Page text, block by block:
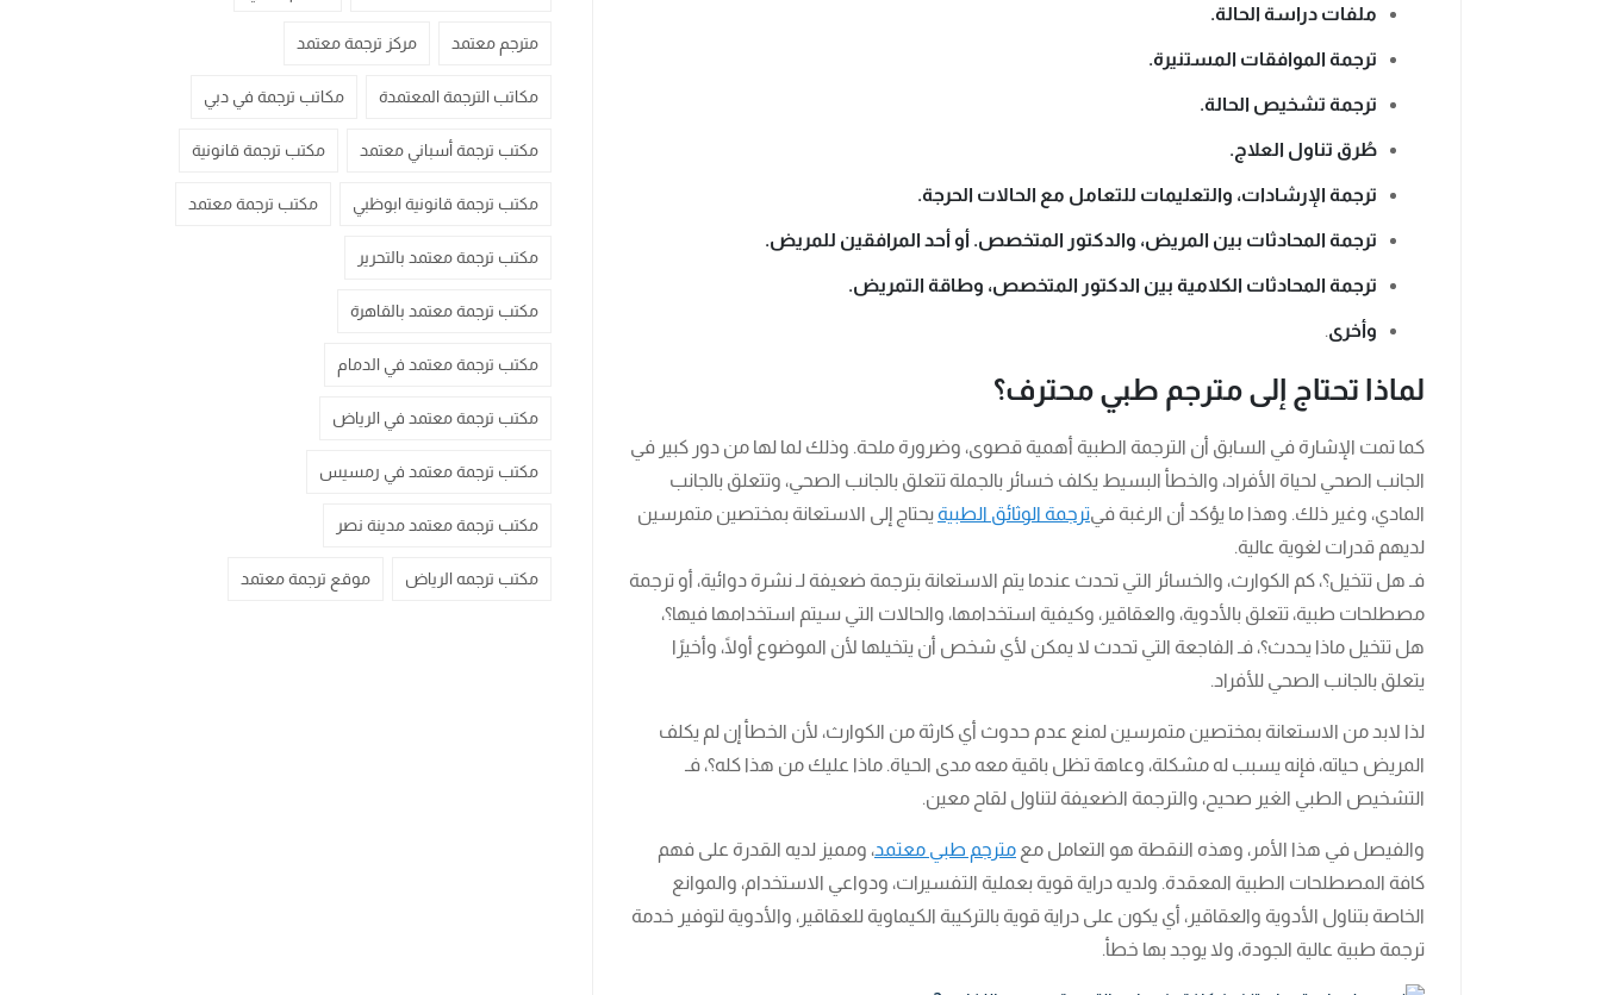
ملفات دراسة الحالة.
ترجمة الموافقات المستنيرة.
ترجمة تشخيص الحالة.
طُرق تناول العلاج.
ترجمة الإرشادات، والتعليمات للتعامل مع الحالات الحرجة.
ترجمة المحادثات بين المريض، والدكتور المتخصص. أو أحد المرافقين للمريض.
ترجمة المحادثات الكلامية بين الدكتور المتخصص، وطاقة التمريض.
وأخرى.
لماذا تحتاج إلى مترجم طبي محترف؟
كما تمت الإشارة في السابق أن الترجمة الطبية أهمية قصوى، وضرورة ملحة. وذلك لما لها من دور كبير في
الجانب الصحي لحياة الأفراد، والخطأ البسيط يكلف خسائر بالجملة تتعلق بالجانب الصحي، وتتعلق بالجانب
المادي، وغير ذلك. وهذا ما يؤكد أن الرغبة فيترجمة الوثائق الطبية يحتاج إلى الاستعانة بمختصين متمرسين
لديهم قدرات لغوية عالية.
فـ هل تتخيل؟، كم الكوارث، والخسائر التي تحدث عندما يتم الاستعانة بترجمة ضعيفة لـ نشرة دوائية، أو ترجمة
مصطلحات طبية، تتعلق بالأدوية، والعقاقير، وكيفية استخدامها، والحالات التي سيتم استخدامها فيها؟،
هل تتخيل ماذا يحدث؟، فـ الفاجعة التي تحدث لا يمكن لأي شخص أن يتخيلها لأن الموضوع أولًا، وأخيرًا
يتعلق بالجانب الصحي للأفراد.
لذا لابد من الاستعانة بمختصين متمرسين لمنع عدم حدوث أي كارثة من الكوارث، لأن الخطأ إن لم يكلف
المريض حياته، فإنه يسبب له مشكلة، وعاهة تظل باقية معه مدى الحياة. ماذا عليك من هذا كله؟، فـ
التشخيص الطبي الغير صحيح، والترجمة الضعيفة لتناول لقاح معين.
والفيصل في هذا الأمر، وهذه النقطة هو التعامل مع مترجم طبي معتمد، ومميز لديه القدرة على فهم
كافة المصطلحات الطبية المعقدة. ولديه دراية قوية بعملية التفسيرات، ودواعي الاستخدام، والموانع
الخاصة بتناول الأدوية والعقاقير، أي يكون على دراية قوية بالتركيبة الكيماوية للعقاقير، والأدوية لتوفير خدمة
ترجمة طبية عالية الجودة، ولا يوجد بها خطأ.
مترجم معتمد مركز ترجمة معتمد
مكاتب الترجمة المعتمدة مكاتب ترجمة في دبي
مكتب ترجمة أسباني معتمد مكتب ترجمة قانونية
مكتب ترجمة قانونية ابوظبي مكتب ترجمة معتمد
مكتب ترجمة معتمد بالتحرير
مكتب ترجمة معتمد بالقاهرة
مكتب ترجمة معتمد في الدمام
مكتب ترجمة معتمد في الرياض
مكتب ترجمة معتمد في رمسيس
مكتب ترجمة معتمد مدينة نصر
مكتب ترجمه الرياض موقع ترجمة معتمد